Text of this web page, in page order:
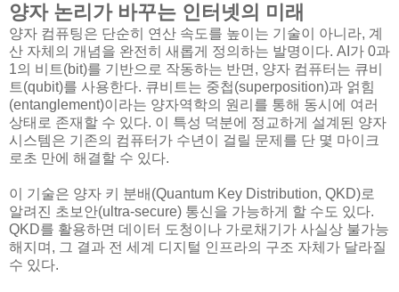
양자 논리가 바꾸는 인터넷의 미래
양자 컴퓨팅은 단순히 연산 속도를 높이는 기술이 아니라, 계
산 자체의 개념을 완전히 새롭게 정의하는 발명이다. AI가 0과
1의 비트(bit)를 기반으로 작동하는 반면, 양자 컴퓨터는 큐비
트(qubit)를 사용한다. 큐비트는 중첩(superposition)과 얽힘
(entanglement)이라는 양자역학의 원리를 통해 동시에 여러
상태로 존재할 수 있다. 이 특성 덕분에 정교하게 설계된 양자
시스템은 기존의 컴퓨터가 수년이 걸릴 문제를 단 몇 마이크
로초 만에 해결할 수 있다.
이 기술은 양자 키 분배(Quantum Key Distribution, QKD)로
알려진 초보안(ultra-secure) 통신을 가능하게 할 수도 있다.
QKD를 활용하면 데이터 도청이나 가로채기가 사실상 불가능
해지며, 그 결과 전 세계 디지털 인프라의 구조 자체가 달라질
수 있다.